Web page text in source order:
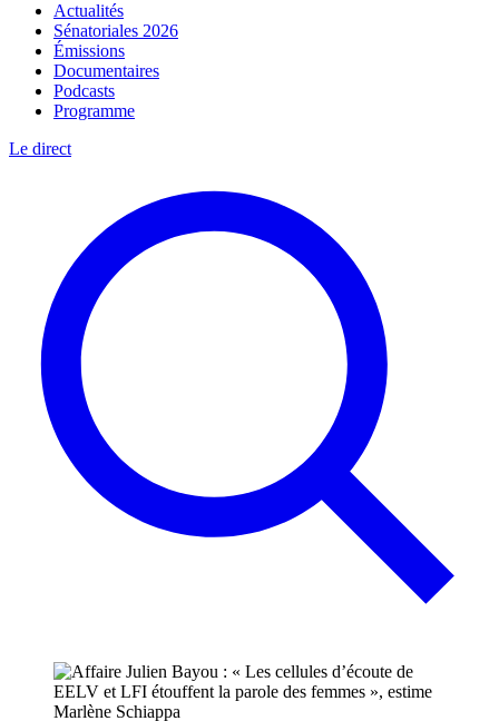
Actualités
Sénatoriales 2026
Émissions
Documentaires
Podcasts
Programme
Le direct